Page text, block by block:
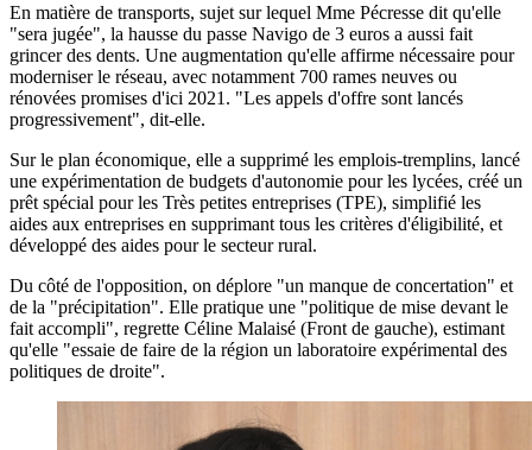
En matière de transports, sujet sur lequel Mme Pécresse dit qu'elle
"sera jugée", la hausse du passe Navigo de 3 euros a aussi fait
grincer des dents. Une augmentation qu'elle affirme nécessaire pour
moderniser le réseau, avec notamment 700 rames neuves ou
rénovées promises d'ici 2021. "Les appels d'offre sont lancés
progressivement", dit-elle.
Sur le plan économique, elle a supprimé les emplois-tremplins, lancé
une expérimentation de budgets d'autonomie pour les lycées, créé un
prêt spécial pour les Très petites entreprises (TPE), simplifié les
aides aux entreprises en supprimant tous les critères d'éligibilité, et
développé des aides pour le secteur rural.
Du côté de l'opposition, on déplore "un manque de concertation" et
de la "précipitation". Elle pratique une "politique de mise devant le
fait accompli", regrette Céline Malaisé (Front de gauche), estimant
qu'elle "essaie de faire de la région un laboratoire expérimental des
politiques de droite".